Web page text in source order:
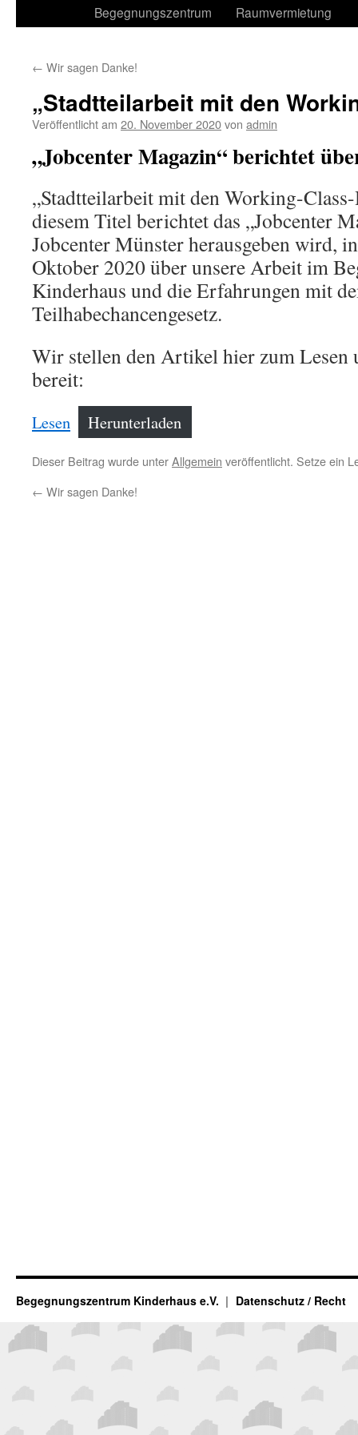
Begegnungszentrum
Raumvermietung
← Wir sagen Danke!
„Stadtteilarbeit mit den
Veröffentlicht am 20. November 2020von admin
„Jobcenter Magazin“ berichtet
„Stadtteilarbeit mit den Working-
diesem Titel berichtet das „Jobcenter
Jobcenter Münster herausgeben wird,
Oktober 2020 über unsere Arbeit im
Kinderhaus und die Erfahrungen mit
Teilhabechancengesetz.
Wir stellen den Artikel hier zum Lesen
bereit:
Lesen Herunterladen
Dieser Beitrag wurde unterAllgemein veröffentlicht. Setze ein
← Wir sagen Danke!
Begegnungszentrum Kinderhaus e.V. Datenschutz / Recht